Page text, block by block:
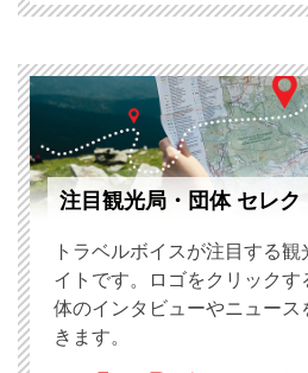
注目観光局・団体 セレク
トラベルボイスが注目する
イトです。ロゴをクリックす
体のインタビューやニュース
きます。